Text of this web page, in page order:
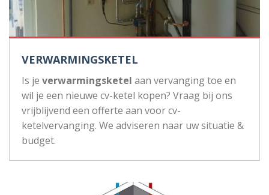
VERWARMINGSKETEL
Is je verwarmingsketel aan vervanging toe en
wil je een nieuwe cv-ketel kopen? Vraag bij ons
vrijblijvend een offerte aan voor cv-
ketelvervanging. We adviseren naar uw situatie &
budget.